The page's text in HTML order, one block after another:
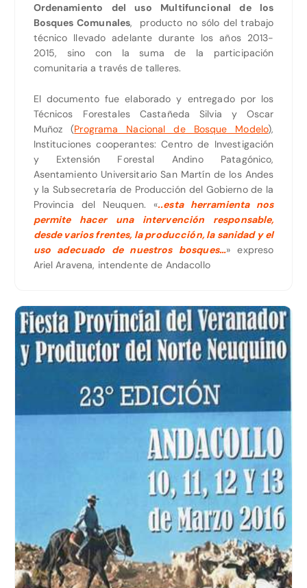
Ordenamiento del uso Multifuncional de los
Bosques Comunales, producto no sólo del trabajo
técnico llevado adelante durante los años 2013-
2015, sino con la suma de la participación
comunitaria a través de talleres.
El documento fue elaborado y entregado por los
Técnicos Forestales Castañeda Silvia y Oscar
Muñoz (Programa Nacional de Bosque Modelo),
Instituciones cooperantes: Centro de Investigación
y Extensión Forestal Andino Patagónico,
Asentamiento Universitario San Martín de los Andes
y la Subsecretaría de Producción del Gobierno de la
Provincia del Neuquen. «..esta herramienta nos
permite hacer una intervención responsable,
desde varios frentes, la producción, la sanidad y el
uso adecuado de nuestros bosques…» expreso
Ariel Aravena, intendente de Andacollo